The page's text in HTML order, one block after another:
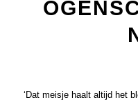
‘Dat meisje haalt altijd het